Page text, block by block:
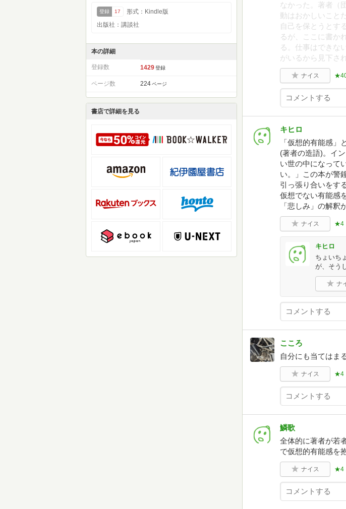
登録 17
形式：Kindle版
出版社：講談社
本の詳細
登録数 1429 登録
ページ数 224 ページ
書店で詳細を見る
なかった。著者（
動はおかしいこと
自己を保とうとす
るが、ここに書か
る。仕事はできな
がいるから見下さ
ナイス
キヒロ
「仮想的有能感
(著者の造語)。イ
い世の中になって
い。」この本が警
引っ張り合いをす
仮想でない有能感
「悲しみ」の解釈
ナイス ★4
キヒロ
ちょいち
が、そう
ナ
こころ
自分にも当てはま
ナイス ★4
鱗歌
全体的に著者が若
で仮想的有能感を
ナイス ★4